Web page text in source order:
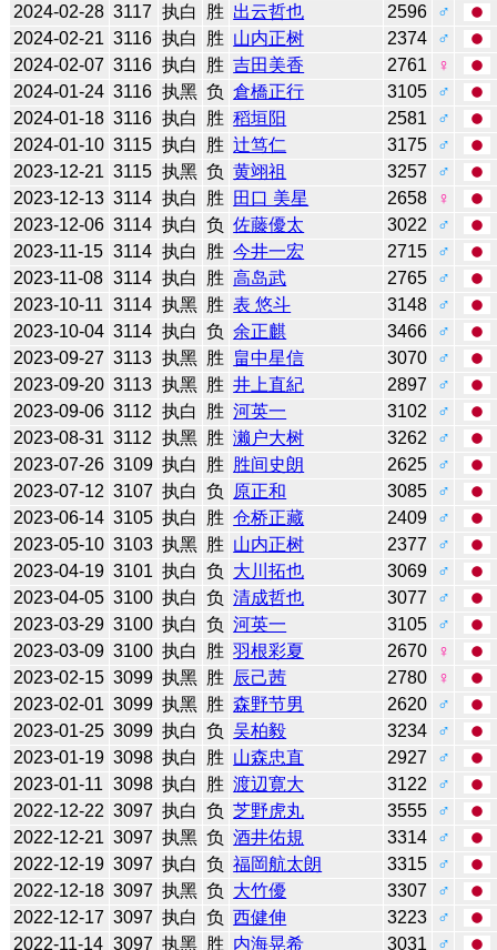
2024-02-28 3117 执白 胜 出云哲也 2596
♂
2024-02-21 3116 执白 胜 山内正树 2374
♂
2024-02-07 3116 执白 胜 吉田美香 2761
♀
2024-01-24 3116 执黑 负 倉橋正行 3105
♂
2024-01-18 3116 执白 胜 稻垣阳 2581
♂
2024-01-10 3115 执白 胜 辻笃仁 3175
♂
2023-12-21 3115 执黑 负 黄翊祖 3257
♂
2023-12-13 3114 执白 胜 田口 美星 2658
♀
2023-12-06 3114 执白 负 佐藤優太 3022
♂
2023-11-15 3114 执白 胜 今井一宏 2715
♂
2023-11-08 3114 执白 胜 高岛武 2765
♂
2023-10-11 3114 执黑 胜 表 悠斗 3148
♂
2023-10-04 3114 执白 负 余正麒 3466
♂
2023-09-27 3113 执黑 胜 畠中星信 3070
♂
2023-09-20 3113 执黑 胜 井上直紀 2897
♂
2023-09-06 3112 执白 胜 河英一 3102
♂
2023-08-31 3112 执黑 胜 濑户大树 3262
♂
2023-07-26 3109 执白 胜 胜间史朗 2625
♂
2023-07-12 3107 执白 负 原正和 3085
♂
2023-06-14 3105 执白 胜 仓桥正藏 2409
♂
2023-05-10 3103 执黑 胜 山内正树 2377
♂
2023-04-19 3101 执白 负 大川拓也 3069
♂
2023-04-05 3100 执白 负 清成哲也 3077
♂
2023-03-29 3100 执白 负 河英一 3105
♂
2023-03-09 3100 执白 胜 羽根彩夏 2670
♀
2023-02-15 3099 执黑 胜 辰己茜 2780
♀
2023-02-01 3099 执黑 胜 森野节男 2620
♂
2023-01-25 3099 执白 负 吴柏毅 3234
♂
2023-01-19 3098 执白 胜 山森忠直 2927
♂
2023-01-11 3098 执白 胜 渡辺寛大 3122
♂
2022-12-22 3097 执白 负 芝野虎丸 3555
♂
2022-12-21 3097 执黑 负 酒井佑規 3314
♂
2022-12-19 3097 执白 负 福岡航太朗 3315
♂
2022-12-18 3097 执黑 负 大竹優 3307
♂
2022-12-17 3097 执白 负 西健伸 3223
♂
2022-11-14 3097 执黑 胜 内海晃希 3031 ♂